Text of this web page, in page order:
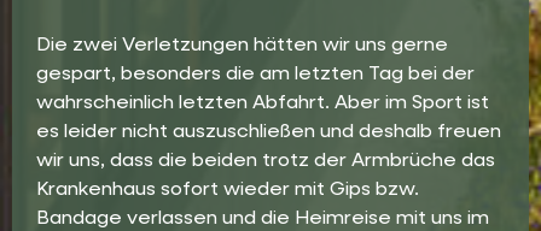
Die zwei Verletzungen hätten wir uns gerne
gespart, besonders die am letzten Tag bei der
wahrscheinlich letzten Abfahrt. Aber im Sport ist
es leider nicht auszuschließen und deshalb freuen
wir uns, dass die beiden trotz der Armbrüche das
Krankenhaus sofort wieder mit Gips bzw.
Bandage verlassen und die Heimreise mit uns im